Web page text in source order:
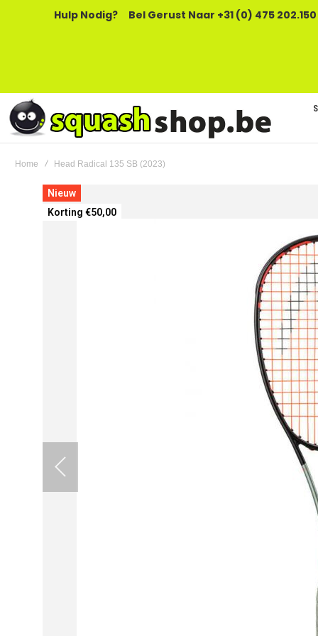
Hulp Nodig? Bel Gerust Naar +31 (0) 475
Home Head Radical 135 SB (2023)
Ga
naar
het
Nieuw
Korting €50,00